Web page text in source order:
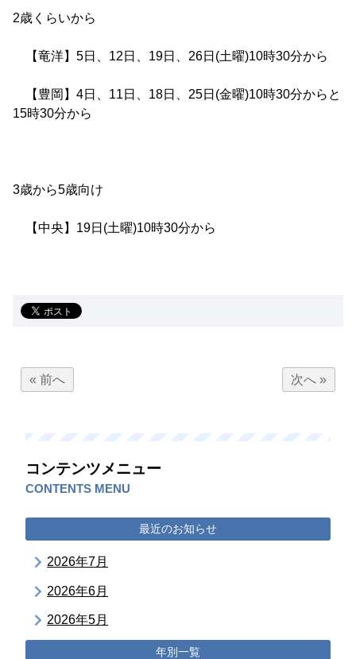
2歳くらいから
【竜洋】5日、12日、19日、26日(土曜)10時30分から
【豊岡】4日、11日、18日、25日(金曜)10時30分からと
15時30分から
3歳から5歳向け
【中央】19日(土曜)10時30分から
« 前へ 次へ »
コンテンツメニュー
CONTENTS MENU
最近のお知らせ
2026年7月
2026年6月
2026年5月
年別一覧